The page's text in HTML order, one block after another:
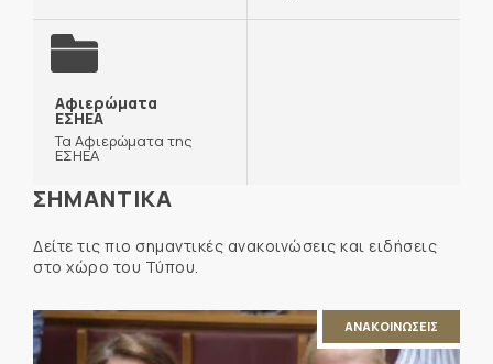
Αφιερώματα
ΕΣΗΕΑ
Τα Αφιερώματα της
ΕΣΗΕΑ
ΣΗΜΑΝΤΙΚΑ
Δείτε τις πιο σημαντικές ανακοινώσεις και ειδήσεις
στο χώρο του Τύπου.
ΑΝΑΚΟΙΝΩΣΕΙΣ